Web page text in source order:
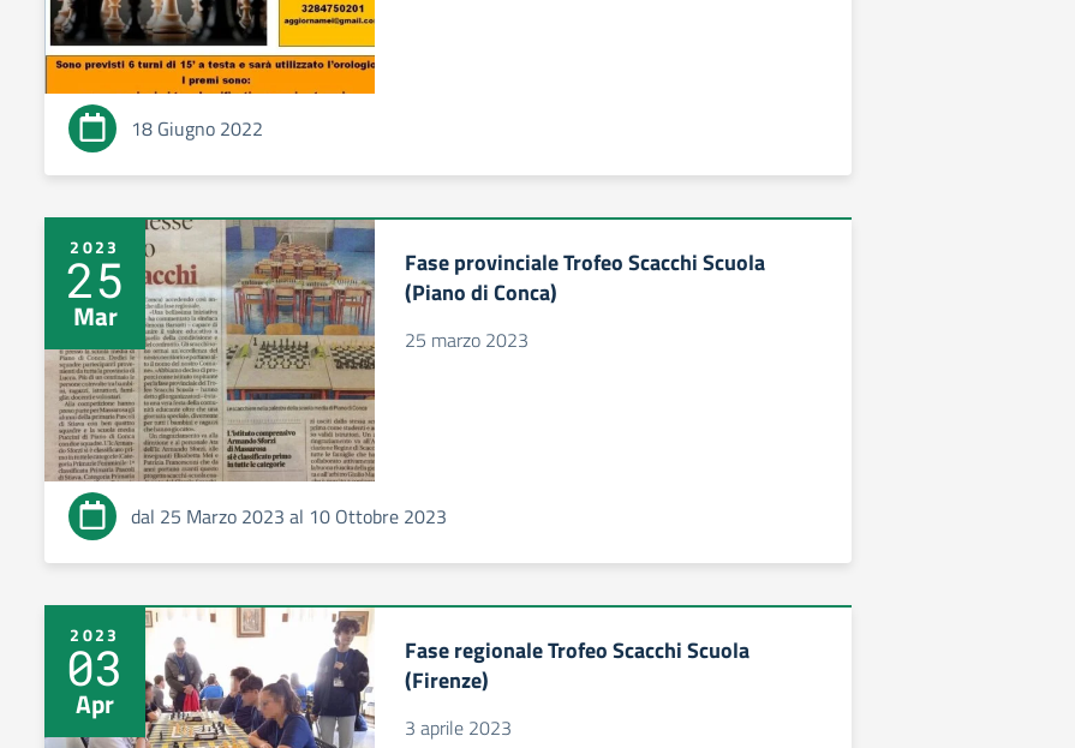
18 Giugno 2022
2023
25
Mar
Fase provinciale Trofeo Scacchi Scuola
(Piano di Conca)
25 marzo 2023
dal 25 Marzo 2023 al 10 Ottobre 2023
2023
03
Apr
Fase regionale Trofeo Scacchi Scuola
(Firenze)
3 aprile 2023